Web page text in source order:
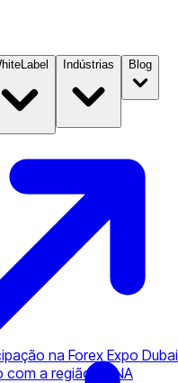
Indústrias Blog
na Forex Expo Dubai
com a região MENA